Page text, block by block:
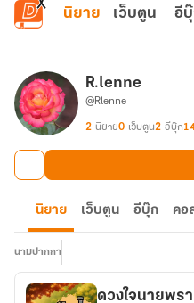
ข้ามไปยังเนื้อหาหลัก
นิยาย เว็บตูน อี
R.lenne
@Rlenne
2 นิยาย0 เว็บตูน2 อีบุ๊ก
นิยาย เว็บตูน อีบุ๊ก คอ
นามปากกา
ดวงใจนายพร